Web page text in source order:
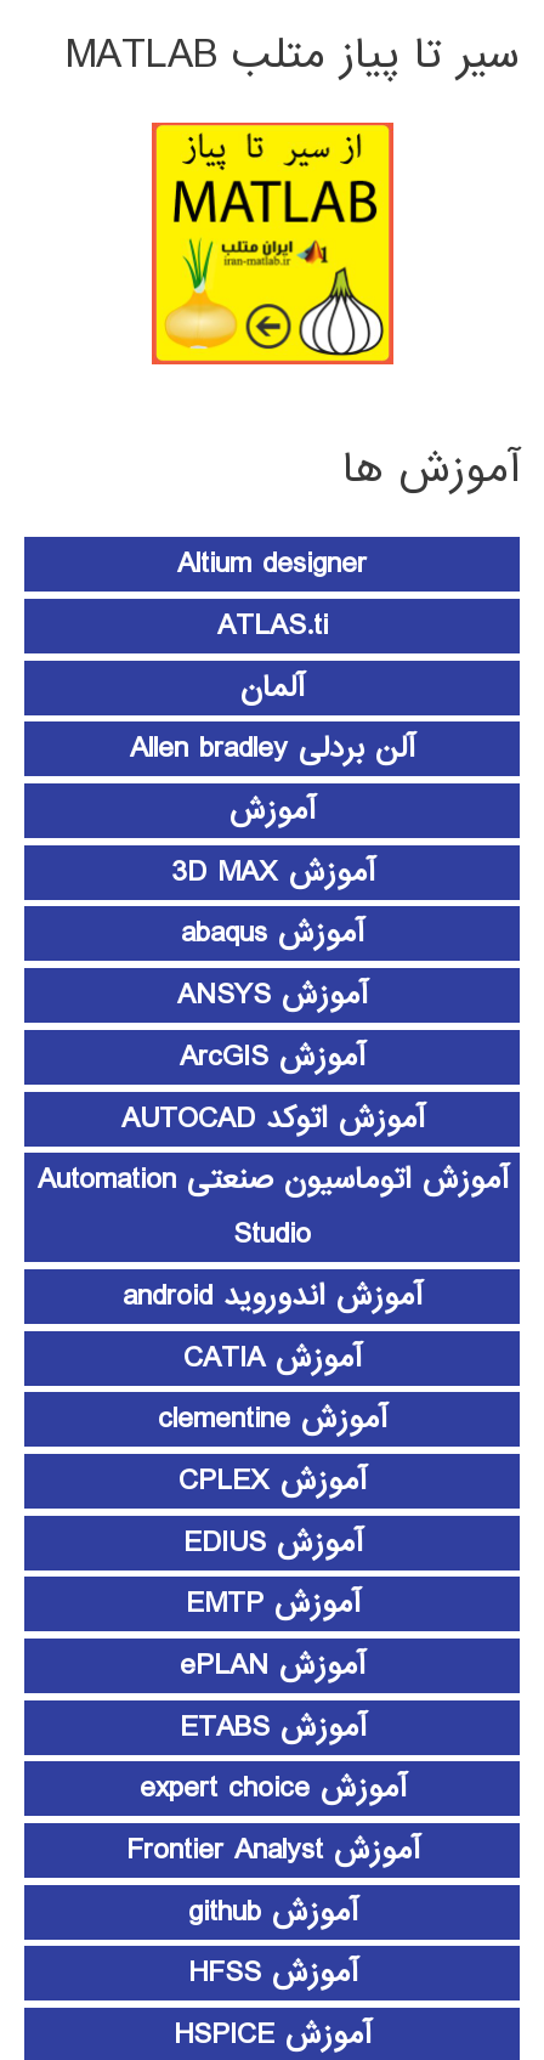
سیر تا پیاز متلب MATLAB
آموزش ها
Altium designer
ATLAS.ti
آلمان
آلن بردلی Allen bradley
آموزش
آموزش 3D MAX
آموزش abaqus
آموزش ANSYS
آموزش ArcGIS
آموزش اتوکد AUTOCAD
آموزش اتوماسیون صنعتی Automation
Studio
آموزش اندوروید android
آموزش CATIA
آموزش clementine
آموزش CPLEX
آموزش EDIUS
آموزش EMTP
آموزش ePLAN
آموزش ETABS
آموزش expert choice
آموزش Frontier Analyst
آموزش github
آموزش HFSS
آموزش HSPICE